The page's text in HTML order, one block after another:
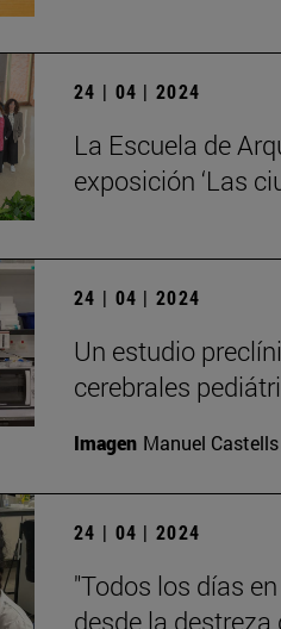
24 | 04 | 2024
La Escuela de
exposición ‘Las
24 | 04 | 2024
Un estudio
cerebrales
Imagen Manuel Castells
24 | 04 | 2024
"Todos los días
desde la